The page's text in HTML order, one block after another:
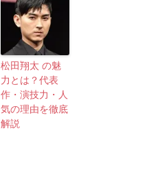
松田翔太 の魅
力とは？代表
作・演技力・人
気の理由を徹底
解説